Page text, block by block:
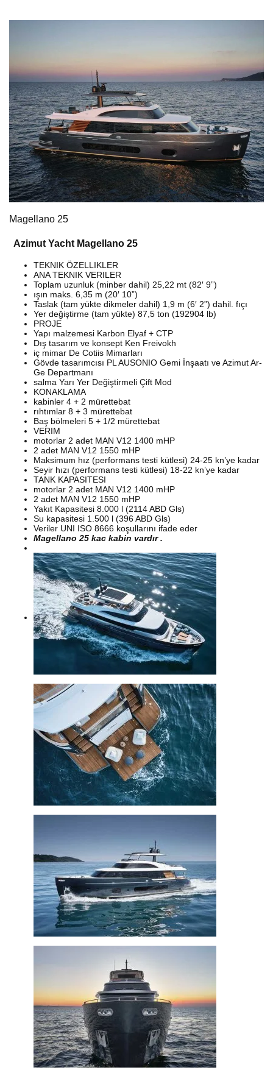
Magellano 25
Azimut Yacht Magellano 25
TEKNIK ÖZELLIKLER
ANA TEKNIK VERILER
Toplam uzunluk (minber dahil) 25,22 mt (82′ 9”)
ışın maks. 6,35 m (20′ 10”)
Taslak (tam yükte dikmeler dahil) 1,9 m (6′ 2”) dahil. fıçı
Yer değiştirme (tam yükte) 87,5 ton (192904 lb)
PROJE
Yapı malzemesi Karbon Elyaf + CTP
Dış tasarım ve konsept Ken Freivokh
iç mimar De Cotiis Mimarları
Gövde tasarımcısı PL AUSONIO Gemi İnşaatı ve Azimut Ar-
Ge Departmanı
salma Yarı Yer Değiştirmeli Çift Mod
KONAKLAMA
kabinler 4 + 2 mürettebat
rıhtımlar 8 + 3 mürettebat
Baş bölmeleri 5 + 1/2 mürettebat
VERIM
motorlar 2 adet MAN V12 1400 mHP
2 adet MAN V12 1550 mHP
Maksimum hız (performans testi kütlesi) 24-25 kn’ye kadar
Seyir hızı (performans testi kütlesi) 18-22 kn’ye kadar
TANK KAPASITESI
motorlar 2 adet MAN V12 1400 mHP
2 adet MAN V12 1550 mHP
Yakıt Kapasitesi 8.000 l (2114 ABD Gls)
Su kapasitesi 1.500 l (396 ABD Gls)
Veriler UNI ISO 8666 koşullarını ifade eder
Magellano 25 kac kabin vardır .